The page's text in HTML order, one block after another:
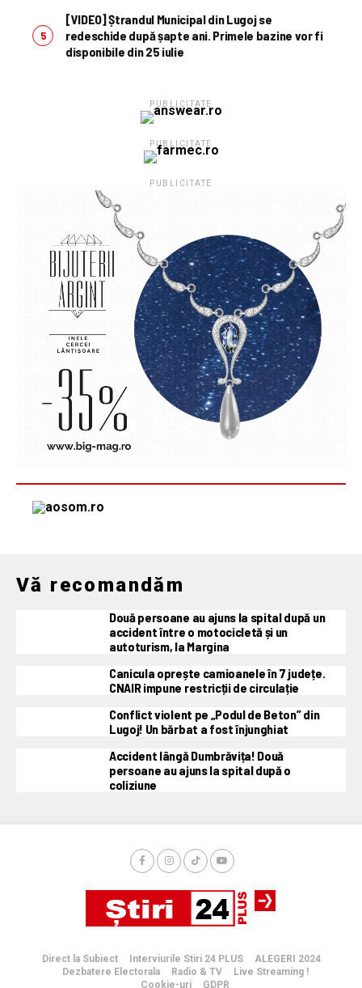
[VIDEO] Ștrandul Municipal din Lugoj se
redeschide după șapte ani. Primele bazine vor fi
disponibile din 25 iulie
PUBLICITATE
PUBLICITATE
PUBLICITATE
Vă recomandăm
Două persoane au ajuns la spital după un
accident între o motocicletă și un
autoturism, la Margina
Canicula oprește camioanele în 7 județe.
CNAIR impune restricții de circulație
Conflict violent pe „Podul de Beton” din
Lugoj! Un bărbat a fost înjunghiat
Accident lângă Dumbrăvița! Două
persoane au ajuns la spital după o
coliziune
Direct la Subiect Interviurile Stiri 24 PLUS
ALEGERI 2024
Dezbatere Electorala
Radio & TV
Live Streaming !
Cookie-uri
GDPR